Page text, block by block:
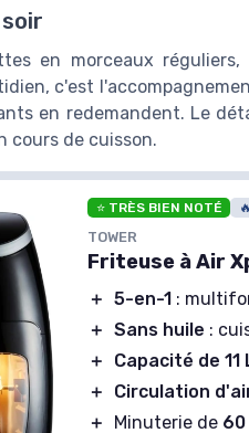
en morceaux
c'est
en redemandent. Le
cours de cuisson.
⭐ TRÈS BIEN NOTÉ
TOWER
Friteuse à Air
＋ 5-en-1 :
＋ Sans huile :
＋
Capacité de 11
＋
Circulation
＋
Minuterie de